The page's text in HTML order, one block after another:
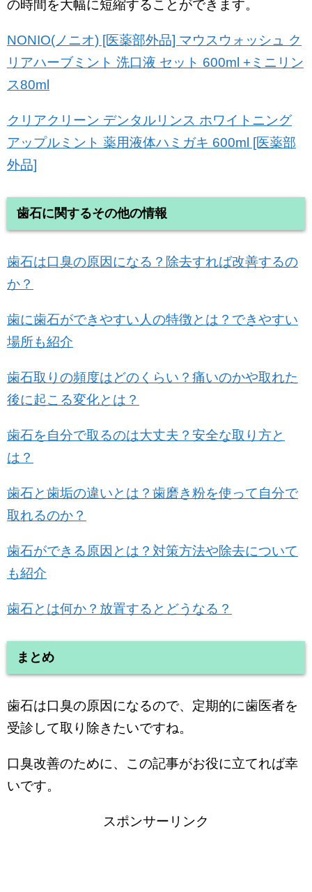
の時間を大幅に短縮することができます。
NONIO(ノニオ) [医薬部外品] マウスウォッシュ ク
リアハーブミント 洗口液 セット 600ml +ミニリン
ス80ml
クリアクリーン デンタルリンス ホワイトニング
アップルミント 薬用液体ハミガキ 600ml [医薬部
外品]
歯石に関するその他の情報
歯石は口臭の原因になる？除去すれば改善するの
か？
歯に歯石ができやすい人の特徴とは？できやすい
場所も紹介
歯石取りの頻度はどのくらい？痛いのかや取れた
後に起こる変化とは？
歯石を自分で取るのは大丈夫？安全な取り方と
は？
歯石と歯垢の違いとは？歯磨き粉を使って自分で
取れるのか？
歯石ができる原因とは？対策方法や除去について
も紹介
歯石とは何か？放置するとどうなる？
まとめ
歯石は口臭の原因になるので、定期的に歯医者を
受診して取り除きたいですね。
口臭改善のために、この記事がお役に立てれば幸
いです。
スポンサーリンク